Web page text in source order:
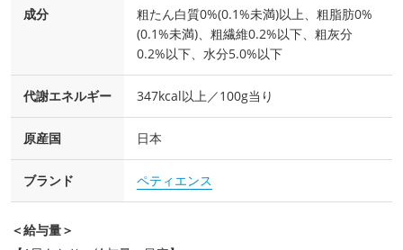
成分
粗たん白質0%(0.1%未満)以上、粗脂肪0%
(0.1%未満)、粗繊維0.2%以下、粗灰分
0.2%以下、水分5.0%以下
代謝エネルギー 347kcal以上／100g当り
原産国 日本
ブランド ペティエンス
＜給与量＞